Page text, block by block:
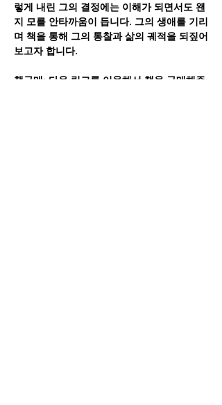
렇게 내린 그의 결정에는 이해가 되면서도 왠
지 모를 안타까움이 듭니다. 그의 생애를 기리
며 책을 통해 그의 통찰과 삶의 궤적을 되짚어
보고자 합니다.
책구매: 다음 링크를 이용해서 책을 구매해주